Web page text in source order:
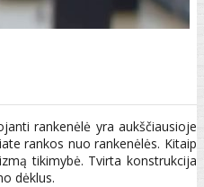
rankenėlė yra aukščiausioje
rankos nuo rankenėlės. Kitaip
tikimybė. Tvirta konstrukcija
dėklus.